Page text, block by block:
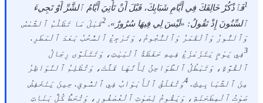
1فَٱذْكُرْ خَالِقَكَ فِي أَيَّامِ شَبَابِكَ، قَبْلَ أَنْ تَأْتِيَ أَيَّامُ ٱلشَّرِّ أَوْ تَجِيءَ
ٱلسِّنُونَ إِذْ تَقُولُ: «لَيْسَ لِي فِيهَا سُرُورٌ». 2قَبْلَ مَا تَظْلُمُ ٱلشَّمْسُ
وَٱلنُّورُ وَٱلْقَمَرُ وَٱلنُّجُومُ، وَتَرْجِعُ ٱلسُّحُبُ بَعْدَ ٱلْمَطَرِ.
3فِي يَوْمٍ يَتَزَعْزَعُ فِيهِ حَفَظَةُ ٱلْبَيْتِ، وَتَتَلَوَّى رِجَالُ
ٱلْقُوَّةِ، وَتَبْطُلُ ٱلطَّوَاحِنُ لِأَنَّهَا قَلَّتْ، وَتُظْلِمُ ٱلنَّوَاظِرُ
مِنَ ٱلشَّبَابِيكِ. 4وَتُغْلَقُ ٱلْأَبْوَابُ فِي ٱلسُّوقِ. حِينَ يَنْخَفِضُ
صَوْتُ ٱلْمِطْحَنَةِ، وَيَقُومُ لِصَوْتِ ٱلْعُصْفُورِ، وَتُحَطُّ كُلُّ بَنَاتِ